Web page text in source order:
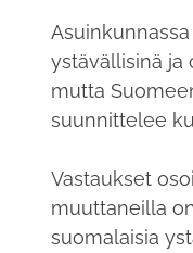
ystävällisinä ja
mutta
suunnittelee
Vastaukset
muuttaneilla
suomalaisia